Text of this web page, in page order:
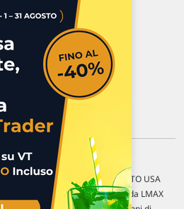
e segnalazioni
Contattaci
Italia s.r.l.
differite di 15 min. / MERCATO USA
/ FOREX Quotazioni fornite da LMAX